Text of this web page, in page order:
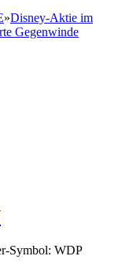
»Disney-Aktie im
Gegenwinde
Symbol: WDP